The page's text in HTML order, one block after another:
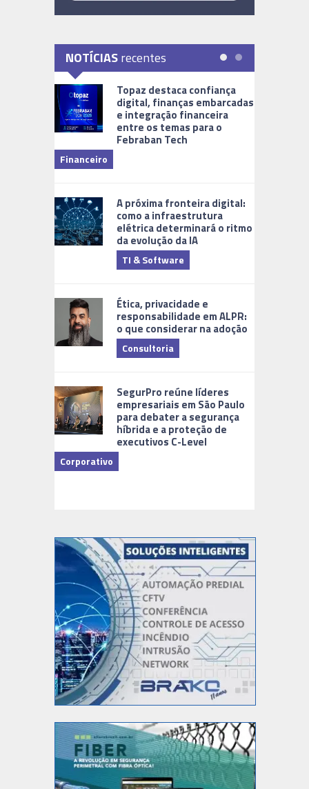
NOTÍCIASrecentes
Topaz destaca confiança
digital, finanças embarcadas
e integração financeira
entre os temas para o
Febraban Tech
Financeiro
A próxima fronteira digital:
como a infraestrutura
elétrica determinará o ritmo
da evolução da IA
TI & Software
Ética, privacidade e
responsabilidade em ALPR:
o que considerar na adoção
Consultoria
SegurPro reúne líderes
empresariais em São Paulo
para debater a segurança
híbrida e a proteção de
executivos C-Level
Corporativo